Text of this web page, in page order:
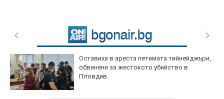
Оставиха в ареста петимата тийнейджъри,
обвинени за жестокото убийство в
Пловдив